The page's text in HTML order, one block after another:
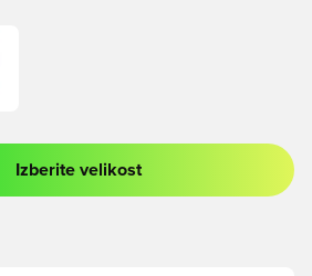
ali vpis kot član
Izberite velikost